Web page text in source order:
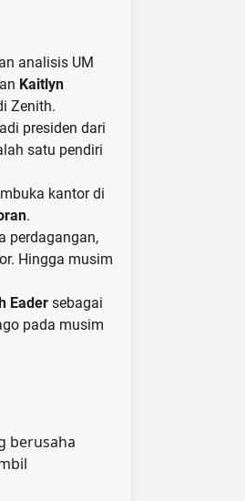
analisis UM
Kaitlyn
Zenith.
presiden dari
satu pendiri
kantor di
.
perdagangan,
Hingga musim
Eader sebagai
pada musim
berusaha